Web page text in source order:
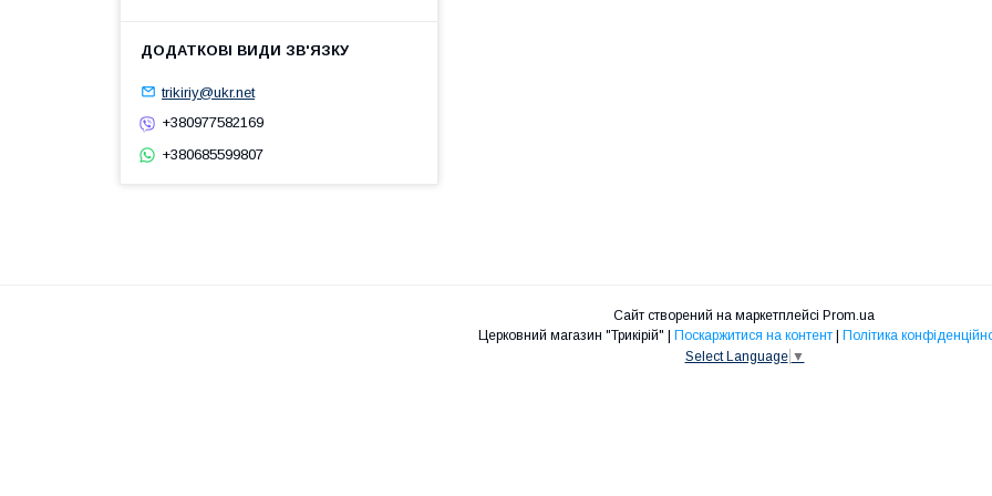
trikiriy@ukr.net
+380977582169
+380685599807
Сайт створений на маркетплейсі Prom.ua
Поскаржитися на контент
Політика
Select Language ▼